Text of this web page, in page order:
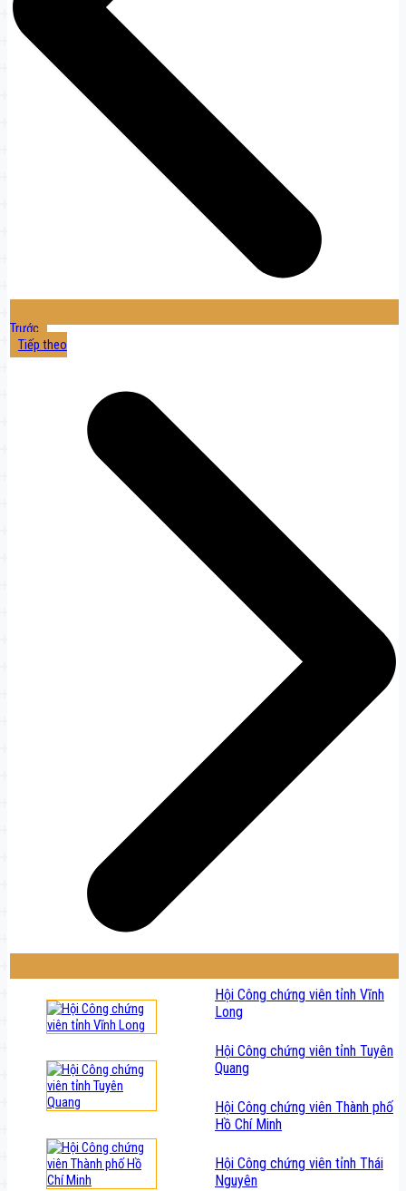
Trước
Tiếp theo
Hội Công chứng viên tỉnh Vĩnh
Long
Hội Công chứng viên tỉnh Tuyên
Quang
Hội Công chứng viên Thành phố
Hồ Chí Minh
Hội Công chứng viên tỉnh Thái
Nguyên